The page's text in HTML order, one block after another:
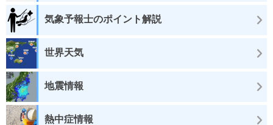
気象予報士のポイント解説
世界天気
地震情報
熱中症情報